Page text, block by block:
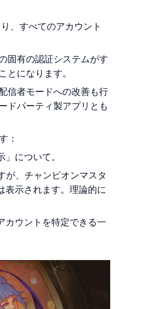
、すべてのアカウント
固有の認証システムがす
とになります。
信者モードへの改善も行
ドパーティ製アプリとも
：
について。
が、チャンピオンマスタ
表示されます。理論的に
カウントを特定できる一